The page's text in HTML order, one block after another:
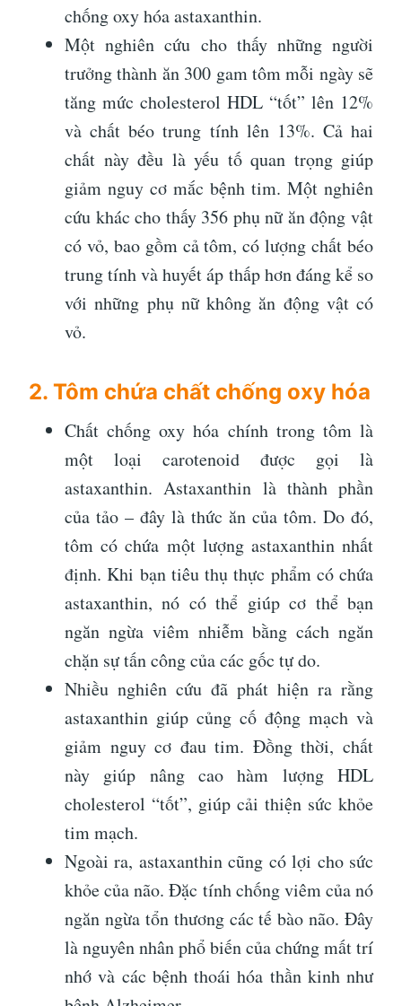
chống oxy hóa astaxanthin.
Một nghiên cứu cho thấy những người
trưởng thành ăn 300 gam tôm mỗi ngày sẽ
tăng mức cholesterol HDL “tốt” lên 12%
và chất béo trung tính lên 13%. Cả hai
chất này đều là yếu tố quan trọng giúp
giảm nguy cơ mắc bệnh tim. Một nghiên
cứu khác cho thấy 356 phụ nữ ăn động vật
có vỏ, bao gồm cả tôm, có lượng chất béo
trung tính và huyết áp thấp hơn đáng kể so
với những phụ nữ không ăn động vật có
vỏ.
2. Tôm chứa chất chống oxy hóa
Chất chống oxy hóa chính trong tôm là
một loại carotenoid được gọi là
astaxanthin. Astaxanthin là thành phần
của tảo – đây là thức ăn của tôm. Do đó,
tôm có chứa một lượng astaxanthin nhất
định. Khi bạn tiêu thụ thực phẩm có chứa
astaxanthin, nó có thể giúp cơ thể bạn
ngăn ngừa viêm nhiễm bằng cách ngăn
chặn sự tấn công của các gốc tự do.
Nhiều nghiên cứu đã phát hiện ra rằng
astaxanthin giúp củng cố động mạch và
giảm nguy cơ đau tim. Đồng thời, chất
này giúp nâng cao hàm lượng HDL
cholesterol “tốt”, giúp cải thiện sức khỏe
tim mạch.
Ngoài ra, astaxanthin cũng có lợi cho sức
khỏe của não. Đặc tính chống viêm của nó
ngăn ngừa tổn thương các tế bào não. Đây
là nguyên nhân phổ biến của chứng mất trí
nhớ và các bệnh thoái hóa thần kinh như